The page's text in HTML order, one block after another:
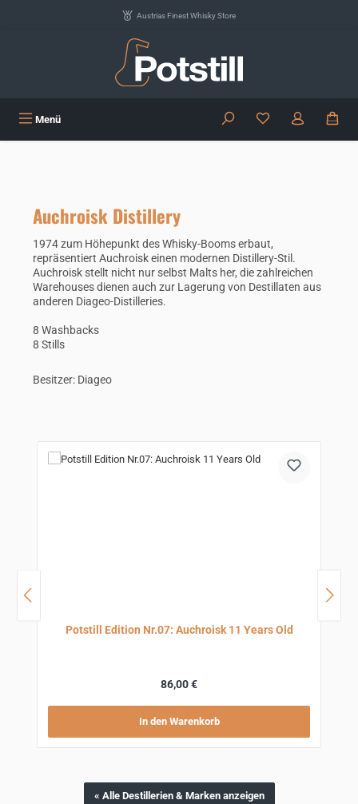
Austrias Finest Whisky Store
Menü Du hast 0
Auchroisk Distillery
1974 zum Höhepunkt des Whisky-Booms erbaut,
repräsentiert Auchroisk einen modernen Distillery-Stil.
Auchroisk stellt nicht nur selbst Malts her, die zahlreichen
Warehouses dienen auch zur Lagerung von Destillaten aus
anderen Diageo-Distilleries.
8 Washbacks
8 Stills
Besitzer: Diageo
Potstill Edition Nr.07: Auchroisk 11 Years Old
Regulärer Preis:
86,00 €
In den Warenkorb
« Alle Destillerien & Marken anzeigen